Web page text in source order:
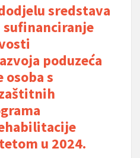
sredstava
poduzeća
osoba s
u 2024.